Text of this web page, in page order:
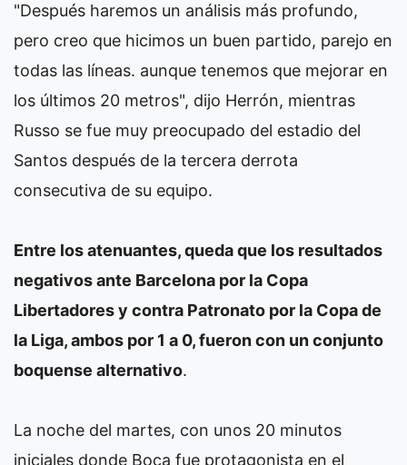
"Después haremos un análisis más profundo,
pero creo que hicimos un buen partido, parejo en
todas las líneas. aunque tenemos que mejorar en
los últimos 20 metros", dijo Herrón, mientras
Russo se fue muy preocupado del estadio del
Santos después de la tercera derrota
consecutiva de su equipo.
Entre los atenuantes, queda que los resultados
negativos ante Barcelona por la Copa
Libertadores y contra Patronato por la Copa de
la Liga, ambos por 1 a 0, fueron con un conjunto
boquense alternativo.
La noche del martes, con unos 20 minutos
iniciales donde Boca fue protagonista en el